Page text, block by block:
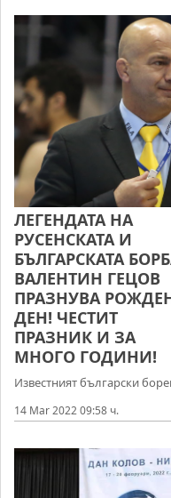
ЛЕГЕНДАТА НА
РУСЕНСКАТА И
БЪЛГАРСКАТА
ВАЛЕНТИН ГЕЦОВ
ПРАЗНУВА
ДЕН! ЧЕСТИТ
ПРАЗНИК И ЗА
МНОГО ГОДИНИ!
Известният български
14 Mar 2022 09:58 ч.